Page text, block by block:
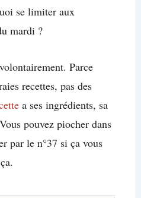
se limiter aux
mardi ?
Parce
recettes, pas des
a ses ingrédients, sa
pouvez piocher dans
par le n°37 si ça vous